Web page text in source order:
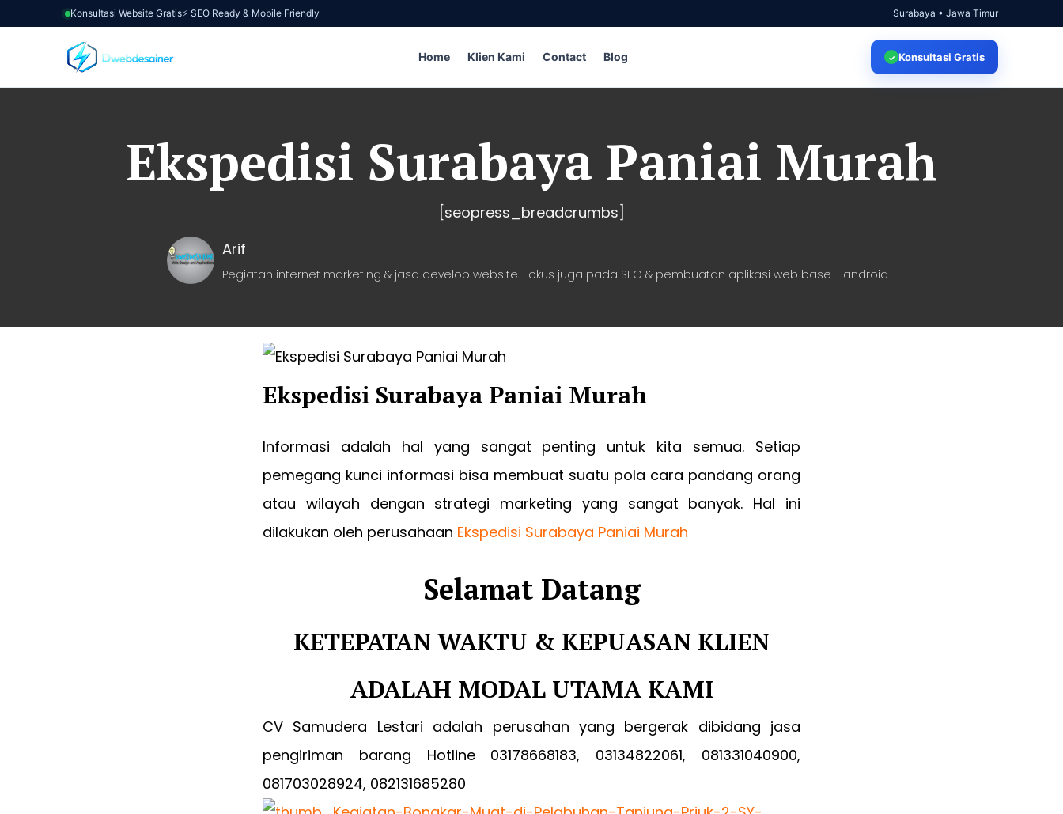
Konsultasi Website Gratis⚡ SEO Ready & Mobile Friendly Surabaya • Jawa Timur
Home Klien Kami Contact Blog ✓ Konsultasi Gratis
Ekspedisi Surabaya Paniai Murah
[seopress_breadcrumbs]
Arif
Pegiatan internet marketing & jasa develop website. Fokus juga pada SEO & pembuatan aplikasi web base - android
Ekspedisi Surabaya Paniai Murah
Informasi adalah hal yang sangat penting untuk kita semua. Setiap
pemegang kunci informasi bisa membuat suatu pola cara pandang orang
atau wilayah dengan strategi marketing yang sangat banyak. Hal ini
dilakukan oleh perusahaan Ekspedisi Surabaya Paniai Murah
Selamat Datang
KETEPATAN WAKTU & KEPUASAN KLIEN
ADALAH MODAL UTAMA KAMI
CV Samudera Lestari adalah perusahan yang bergerak dibidang jasa
pengiriman barang Hotline 03178668183, 03134822061, 081331040900,
081703028924, 082131685280